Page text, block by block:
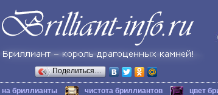
Поделиться…
на бриллианты чистота бриллиантов цвет